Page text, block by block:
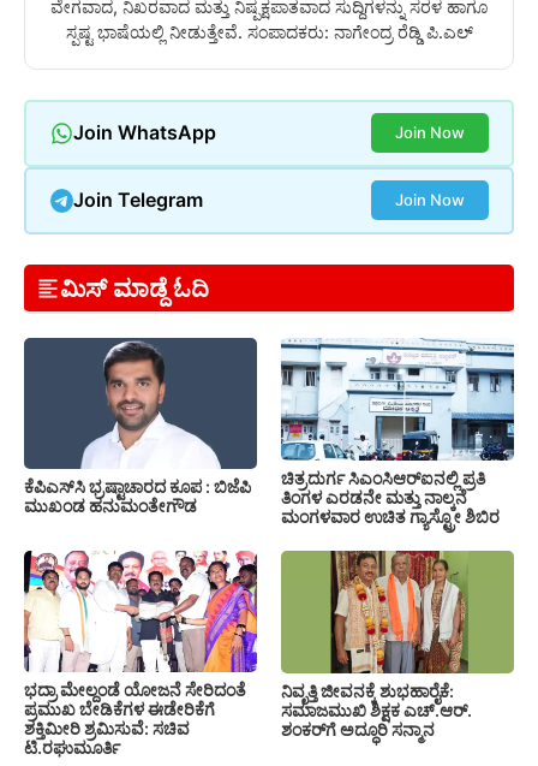
ವೇಗವಾದ, ನಿಖರವಾದ ಮತ್ತು ನಿಷ್ಪಕ್ಷಪಾತವಾದ ಸುದ್ದಿಗಳನ್ನು ಸರಳ ಹಾಗೂ
ಸ್ಪಷ್ಟ ಭಾಷೆಯಲ್ಲಿ ನೀಡುತ್ತೇವೆ. ಸಂಪಾದಕರು: ನಾಗೇಂದ್ರ ರೆಡ್ಡಿ ಪಿ.ಎಲ್
Join WhatsApp Join Now
Join Telegram Join Now
ಮಿಸ್ ಮಾಡ್ದೆ ಓದಿ
ಕೆಪಿಎಸ್‍ಸಿ ಭ್ರಷ್ಟಾಚಾರದ ಕೂಪ : ಬಿಜೆಪಿ
ಮುಖಂಡ ಹನುಮಂತೇಗೌಡ
ಚಿತ್ರದುರ್ಗ ಸಿಎಂಸಿಆರ್‍ಐನಲ್ಲಿ ಪ್ರತಿ
ತಿಂಗಳ ಎರಡನೇ ಮತ್ತು ನಾಲ್ಕನೆ
ಮಂಗಳವಾರ ಉಚಿತ ಗ್ಯಾಸ್ಟ್ರೋ ಶಿಬಿರ
ಭದ್ರಾ ಮೇಲ್ದಂಡೆ ಯೋಜನೆ ಸೇರಿದಂತೆ
ಪ್ರಮುಖ ಬೇಡಿಕೆಗಳ ಈಡೇರಿಕೆಗೆ
ಶಕ್ತಿಮೀರಿ ಶ್ರಮಿಸುವೆ: ಸಚಿವ
ಟಿ.ರಘುಮೂರ್ತಿ
ನಿವೃತ್ತಿ ಜೀವನಕ್ಕೆ ಶುಭಹಾರೈಕೆ:
ಸಮಾಜಮುಖಿ ಶಿಕ್ಷಕ ಎಚ್.ಆರ್.
ಶಂಕರ್‌ಗೆ ಅದ್ಧೂರಿ ಸನ್ಮಾನ